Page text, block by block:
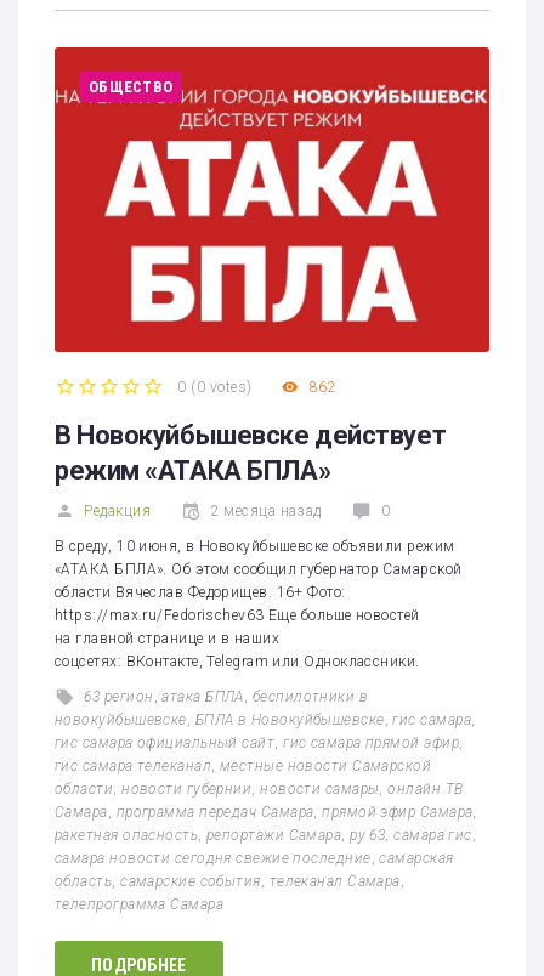
ОБЩЕСТВО
0 ( 0 votes) 862
В Новокуйбышевске действует
режим «АТАКА БПЛА»
Редакция 2 месяца назад 0
В среду, 10 июня, в Новокуйбышевске объявили режим
«АТАКА БПЛА». Об этом сообщил губернатор Самарской
области Вячеслав Федорищев. 16+ Фото:
https://max.ru/Fedorischev63 Еще больше новостей
на главной странице и в наших
соцсетях: ВКонтакте, Telegram или Одноклассники.
63 регион ,атака БПЛА, беспилотники в
новокуйбышевске, БПЛА в Новокуйбышевске,гис самара,
гис самара официальный сайт,гис самара прямой эфир,
гис самара телеканал, местные новости Самарской
области,новости губернии,новости самары,онлайн ТВ
Самара, программа передач Самара,прямой эфир Самара,
ракетная опасность,репортажи Самара,ру 63,самара гис,
самара новости сегодня свежие последние,самарская
область,самарские события, телеканал Самара,
телепрограмма Самара
ПОДРОБНЕЕ